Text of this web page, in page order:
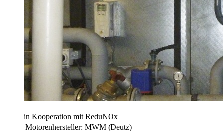
in Kooperation mit ReduNOx
Motorenhersteller: MWM (Deutz)